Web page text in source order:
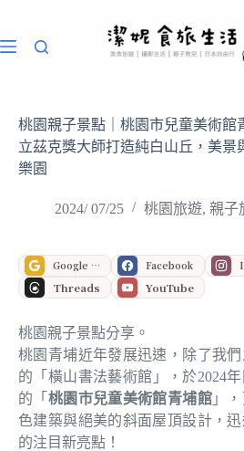
主
桃園親子景點｜桃園市兒童美術館
立茲克獎大師打造純白山丘，美景
樂園
2024/ 07/25 桃園旅遊, 親子
Google 偏好來源 Facebook
Threads YouTube
桃園親子景點分享。
桃園青埔近年發展迅速，除了我
的「橫山書法藝術館」，於2024
的「 桃園市兒童美術館青埔館 」
色建築與絕美的斜面屋頂設計，
的注目新亮點！